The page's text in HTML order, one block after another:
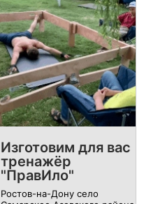
Изготовим для вас
тренажёр
"ПравИло"
Ростов-на-Дону село